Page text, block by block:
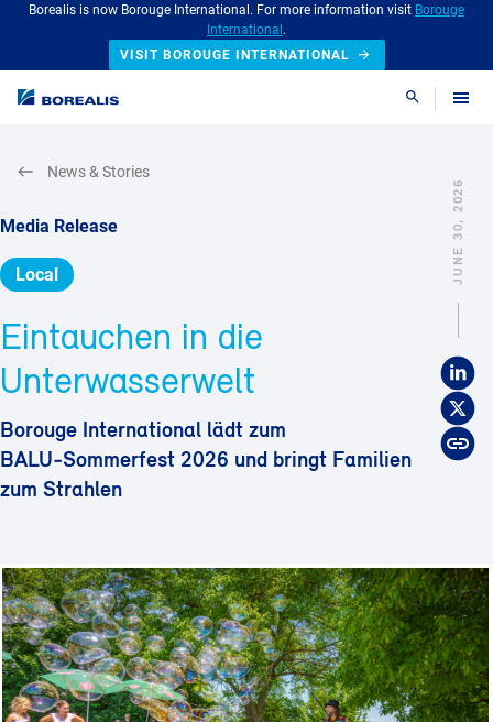
Borealis is now Borouge International. For more information visit Borouge
International .
VISIT BOROUGE INTERNATIONAL
Search
JUNE 30, 2026
Media Release
Local
Eintauchen in die
Unterwasserwelt
Borouge International lädt zum
BALU‑Sommerfest 2026 und bringt Familien
zum Strahlen
News & Stories